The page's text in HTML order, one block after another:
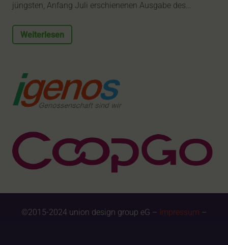
jüngsten, Anfang Juli erschienenen Ausgabe des…
Weiterlesen
©2015-2024 union design group eG – Impressum –